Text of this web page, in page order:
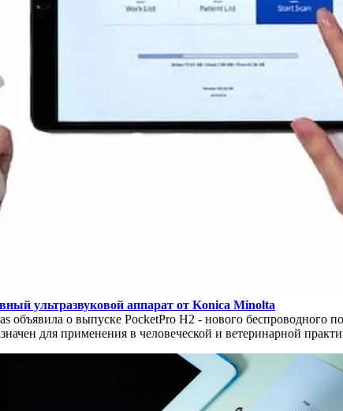
ультразвуковой аппарат от Konica Minolta
о выпуске PocketPro H2 - нового беспроводного
для применения в человеческой и ветеринарной